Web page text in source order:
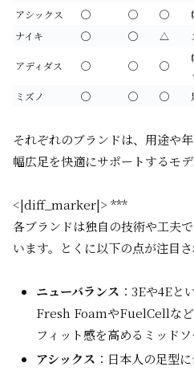
アシックス ◯ ◯ ◯
ナイキ
◯ ◯ △
アディダス ◯ ◯ ◯
ミズノ
◯ ◯ ◯
それぞれのブランドは、用途や
幅広足を快適にサポートするモデ
<|diff_marker|> ***
各ブランドは独自の技術や工夫
います。とくに以下の点が注目さ
ニューバランス ：3Eや4Eと
Fresh FoamやFuelCellなど
フィット感を高めるミッドソ
アシックス ：日本人の足型